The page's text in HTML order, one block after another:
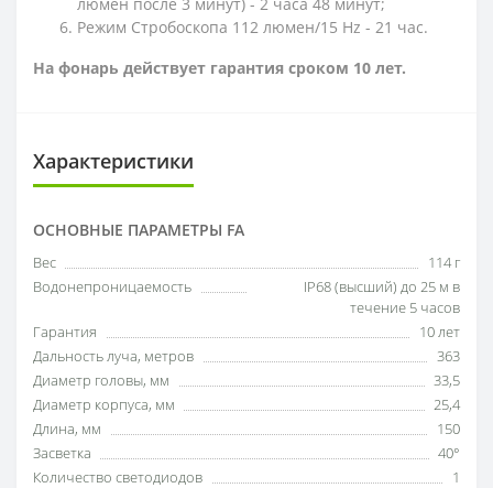
Режим Стробоскопа 112 люмен/15 Hz - 21 час.
На фонарь действует гарантия сроком 10 лет.
Характеристики
ОСНОВНЫЕ ПАРАМЕТРЫ FA
Вес
114 г
Водонепроницаемость
IP68 (высший) до 25 м в
течение 5 часов
Гарантия
10 лет
Дальность луча, метров
363
Диаметр головы, мм
33,5
Диаметр корпуса, мм
25,4
Длина, мм
150
Засветка
40°
Количество светодиодов
1